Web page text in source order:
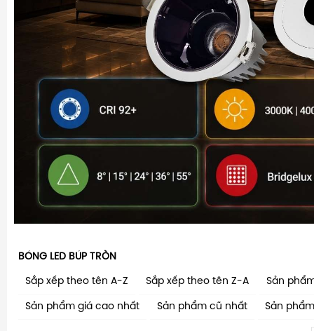
BÓNG LED BÚP TRÒN
Sắp xếp theo tên A-Z Sắp xếp theo tên Z-A Sản
Sản phẩm giá cao nhất Sản phẩm cũ nhất Sản